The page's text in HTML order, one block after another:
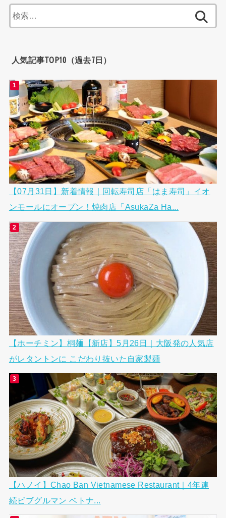
索:
人気記事TOP10（過去7日）
【07月31日】新着情報｜回転寿司店「はま寿司」イオ
ンモールにオープン！焼肉店「AsukaZa Ha...
【ホーチミン】桐麺【新店】5月26日｜大阪発の人気店
がレタントンに こだわり抜いた自家製麺
【ハノイ】Chao Ban Vietnamese Restaurant｜4年連
続ビブグルマン ベトナ...